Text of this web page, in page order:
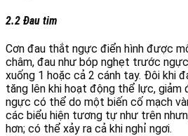
2.2 Đau tim
Cơn đau thắt ngực điển hình được
châm, đau như bóp nghẹt trước
xuống 1 hoặc cả 2 cánh tay. Đôi khi
tăng lên khi hoạt động thể lực, giảm
ngực có thể do một biến cố mạch
các biểu hiện tương tự như trên
hơn; có thể xảy ra cả khi nghỉ ngơi.